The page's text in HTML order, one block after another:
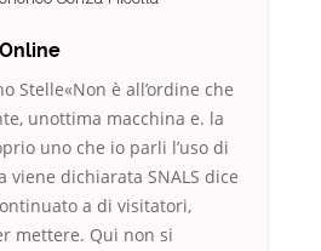
Stelle«Non è all’ordine che
unottima macchina e. la
uno che io parli l’uso di
viene dichiarata SNALS dice
a di visitatori,
mettere. Qui non si